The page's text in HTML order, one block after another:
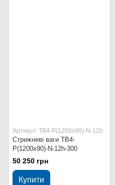
Артикул: ТВ4-Р(1200х90)-N-12h
Стрижневі ваги ТВ4-
Р(1200х90)-N-12h-300
50 250 грн
Купити